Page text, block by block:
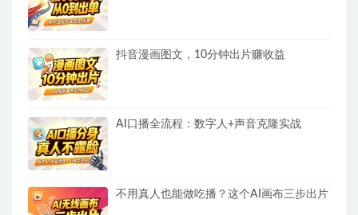
抖音漫画图文，10分钟出片赚收益
AI口播全流程：数字人+声音克隆实战
不用真人也能做吃播？这个AI画布三步出片